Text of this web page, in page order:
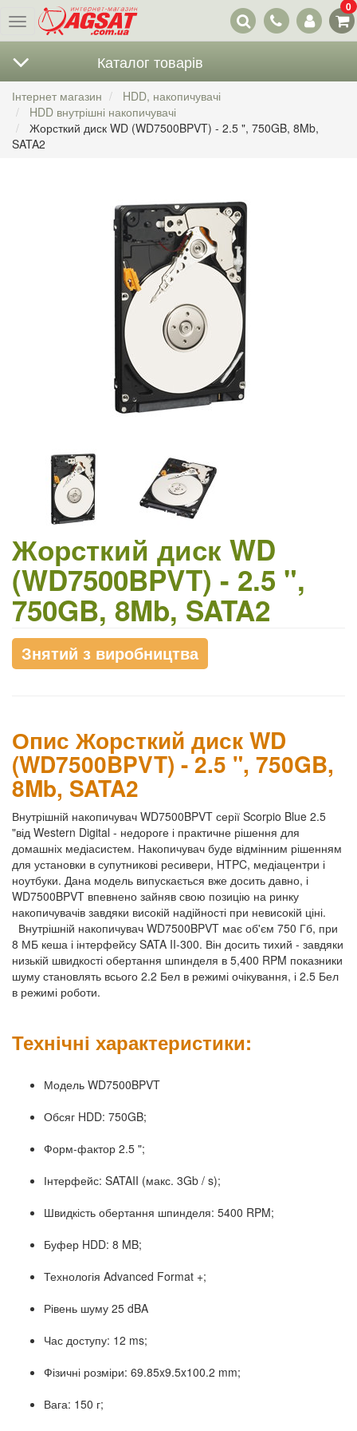
Меню
Наші
контакти
0
Каталог товарів
Інтернет магазин
HDD, накопичувачі
HDD внутрішні накопичувачі
Жорсткий диск WD (WD7500BPVT) - 2.5 ", 750GB, 8Mb,
SATA2
Жорсткий диск WD
(WD7500BPVT) - 2.5 ",
750GB, 8Mb, SATA2
Знятий з виробництва
Опис Жорсткий диск WD
(WD7500BPVT) - 2.5 ", 750GB,
8Mb, SATA2
Внутрішній накопичувач WD7500BPVT серії Scorpio Blue 2.5
"від Western Digital - недороге і практичне рішення для
домашніх медіасистем. Накопичувач буде відмінним рішенням
для установки в супутникові ресивери, HTPC, медіацентри і
ноутбуки. Дана модель випускається вже досить давно, і
WD7500BPVT впевнено зайняв свою позицію на ринку
накопичувачів завдяки високій надійності при невисокій ціні.
Внутрішній накопичувач WD7500BPVT має об'єм 750 Гб, при
8 МБ кеша і інтерфейсу SATA II-300. Він досить тихий - завдяки
низькій швидкості обертання шпинделя в 5,400 RPM показники
шуму становлять всього 2.2 Бел в режимі очікування, і 2.5 Бел
в режимі роботи.
Технічні характеристики:
Модель WD7500BPVT
Обсяг HDD: 750GB;
Форм-фактор 2.5 ";
Інтерфейс: SATAII (макс. 3Gb / s);
Швидкість обертання шпинделя: 5400 RPM;
Буфер HDD: 8 MB;
Технологія Advanced Format +;
Рівень шуму 25 dBA
Час доступу: 12 ms;
Фізичні розміри: 69.85x9.5x100.2 mm;
Вага: 150 г;